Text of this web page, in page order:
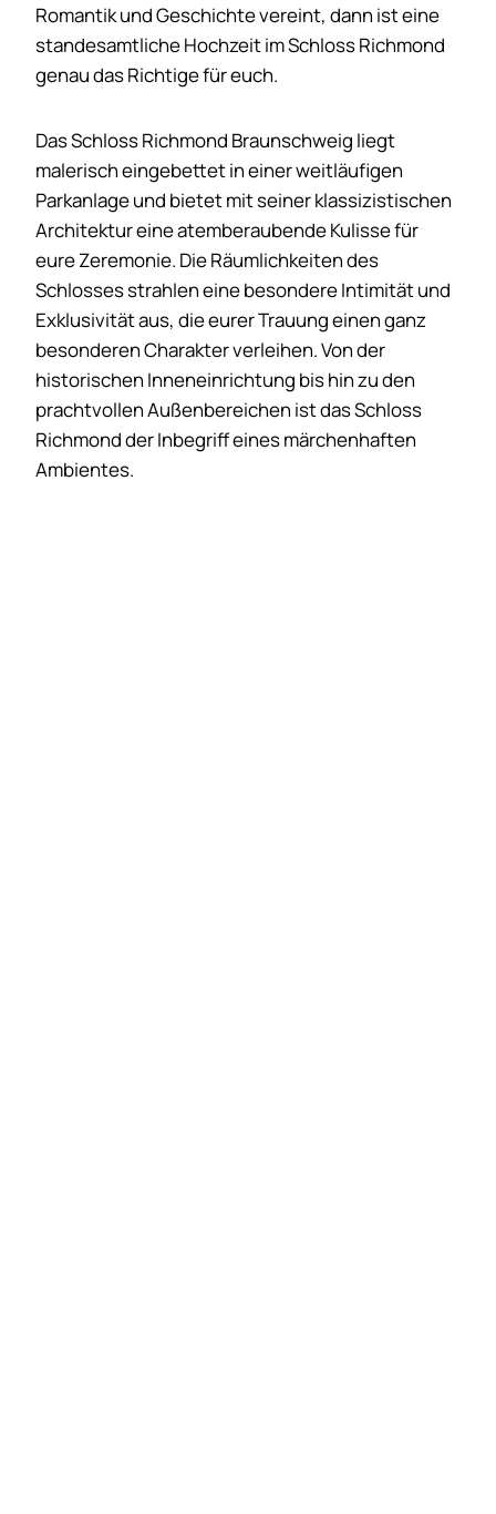
Romantik und Geschichte vereint, dann ist eine
standesamtliche Hochzeit im Schloss Richmond
genau das Richtige für euch.
Das Schloss Richmond Braunschweig liegt
malerisch eingebettet in einer weitläufigen
Parkanlage und bietet mit seiner klassizistischen
Architektur eine atemberaubende Kulisse für
eure Zeremonie. Die Räumlichkeiten des
Schlosses strahlen eine besondere Intimität und
Exklusivität aus, die eurer Trauung einen ganz
besonderen Charakter verleihen. Von der
historischen Inneneinrichtung bis hin zu den
prachtvollen Außenbereichen ist das Schloss
Richmond der Inbegriff eines märchenhaften
Ambientes.